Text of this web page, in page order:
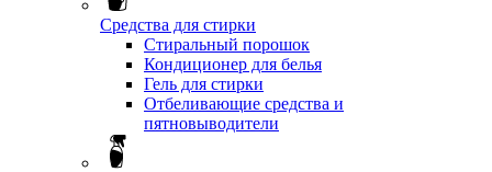
Средства для стирки
Стиральный порошок
Кондиционер для белья
Гель для стирки
Отбеливающие средства и
пятновыводители